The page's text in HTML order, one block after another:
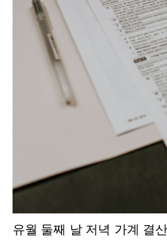
유월 둘째 날 저녁 가계 결